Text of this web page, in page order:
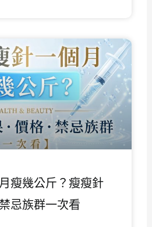
瘦幾公斤？瘦瘦針
忌族群一次看